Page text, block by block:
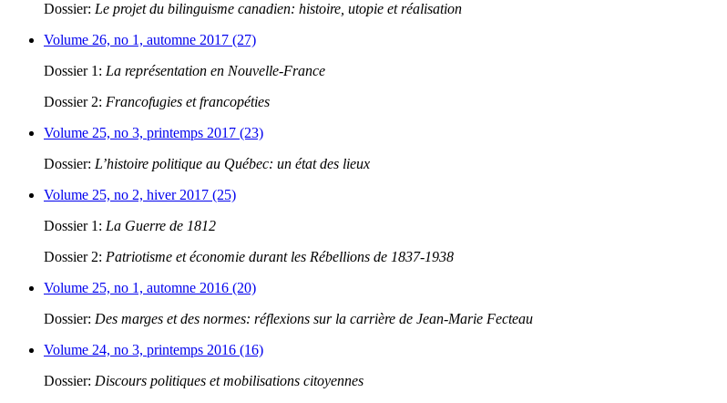
Dossier: Le projet du bilinguisme canadien: histoire, utopie et réalisation
Volume 26, no 1, automne 2017 (27)
Dossier 1: La représentation en Nouvelle-France
Dossier 2: Francofugies et francopéties
Volume 25, no 3, printemps 2017 (23)
Dossier: L’histoire politique au Québec: un état des lieux
Volume 25, no 2, hiver 2017 (25)
Dossier 1: La Guerre de 1812
Dossier 2: Patriotisme et économie durant les Rébellions de 1837-1938
Volume 25, no 1, automne 2016 (20)
Dossier: Des marges et des normes: réflexions sur la carrière de Jean-Marie Fecteau
Volume 24, no 3, printemps 2016 (16)
Dossier: Discours politiques et mobilisations citoyennes